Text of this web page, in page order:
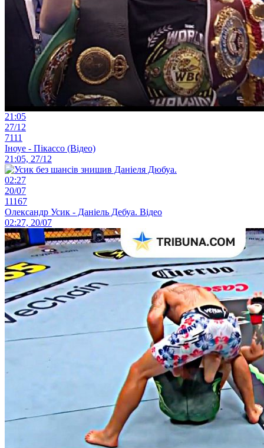
21:05
27/12
7111
Іноуе - Пікассо (Відео)
21:05, 27/12
02:27
20/07
11167
Олександр Усик - Даніель Дебуа. Відео
02:27, 20/07